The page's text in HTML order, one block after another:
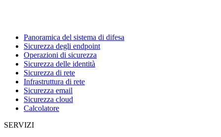
Panoramica del sistema di difesa
Sicurezza degli endpoint
Operazioni di sicurezza
Sicurezza delle identità
Sicurezza di rete
Infrastruttura di rete
Sicurezza email
Sicurezza cloud
Calcolatore
SERVIZI